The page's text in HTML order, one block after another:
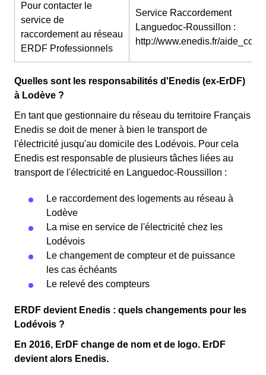
Pour contacter le
service de
raccordement au réseau
ERDF Professionnels
Service Raccordement
Languedoc-Roussillon :
http://www.enedis.fr/
Quelles sont les responsabilités d'Enedis (ex-ErDF)
à Lodève ?
En tant que gestionnaire du réseau du territoire Français
Enedis se doit de mener à bien le transport de
l'électricité jusqu'au domicile des Lodévois. Pour cela
Enedis est responsable de plusieurs tâches liées au
transport de l'électricité en Languedoc-Roussillon :
Le raccordement des logements au réseau à
Lodève
La mise en service de l'électricité chez les
Lodévois
Le changement de compteur et de puissance
les cas échéants
Le relevé des compteurs
ERDF devient Enedis : quels changements pour les
Lodévois ?
En 2016, ErDF change de nom et de logo. ErDF
devient alors Enedis.